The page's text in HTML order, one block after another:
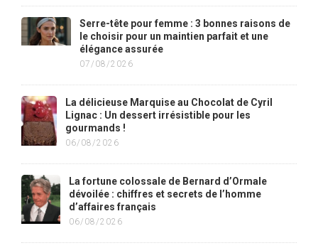
Serre-tête pour femme : 3 bonnes raisons de
le choisir pour un maintien parfait et une
élégance assurée
07/08/2026
La délicieuse Marquise au Chocolat de Cyril
Lignac : Un dessert irrésistible pour les
gourmands !
06/08/2026
La fortune colossale de Bernard d’Ormale
dévoilée : chiffres et secrets de l’homme
d’affaires français
06/08/2026